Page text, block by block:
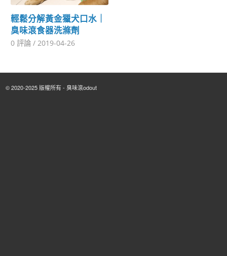
輕鬆分解黃金獵犬口水｜
臭味滾食器洗滌劑
0 評論 / 2019-04-26
© 2020-2025 版權所有 - 臭味滾odout